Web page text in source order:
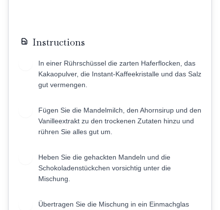
Instructions
In einer Rührschüssel die zarten Haferflocken, das
Kakaopulver, die Instant-Kaffeekristalle und das Salz
gut vermengen.
Fügen Sie die Mandelmilch, den Ahornsirup und den
Vanilleextrakt zu den trockenen Zutaten hinzu und
rühren Sie alles gut um.
Heben Sie die gehackten Mandeln und die
Schokoladenstückchen vorsichtig unter die
Mischung.
Übertragen Sie die Mischung in ein Einmachglas